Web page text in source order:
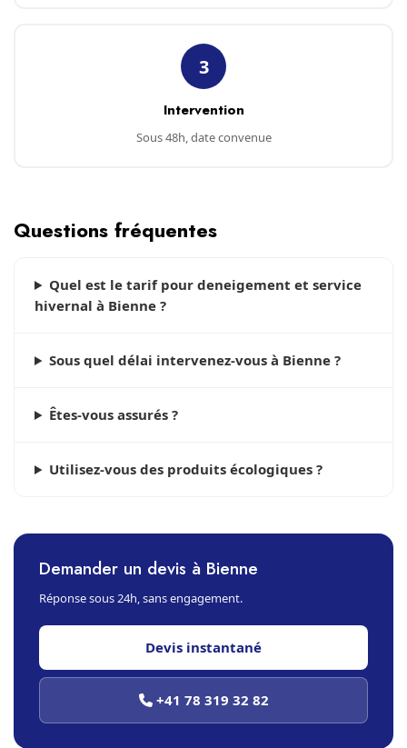
3
Intervention
Sous 48h, date convenue
Questions fréquentes
Quel est le tarif pour deneigement et service
hivernal à Bienne ?
Sous quel délai intervenez-vous à Bienne ?
Êtes-vous assurés ?
Utilisez-vous des produits écologiques ?
Demander un devis à Bienne
Réponse sous 24h, sans engagement.
Devis instantané
+41 78 319 32 82